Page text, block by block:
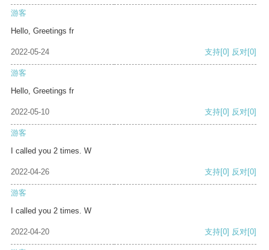
游客
Hello, Greetings fr
2022-05-24 支持[0] 反对[0]
游客
Hello, Greetings fr
2022-05-10 支持[0] 反对[0]
游客
I called you 2 times. W
2022-04-26 支持[0] 反对[0]
游客
I called you 2 times. W
2022-04-20 支持[0] 反对[0]